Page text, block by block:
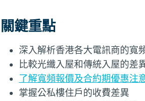
關鍵重點
深入解析香港各大電訊商的寬
比較光纖入屋和傳統入屋的差
了解寬頻報價及合約期優惠注
掌握公私樓住戶的收費差異